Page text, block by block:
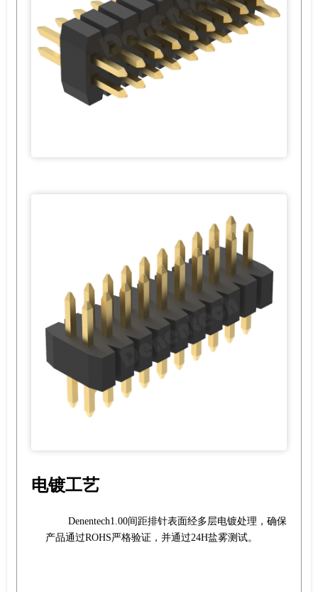
电镀工艺
Denentech1.00间距排针表面经多层电镀处理，确保
产品通过ROHS严格验证，并通过24H盐雾测试。